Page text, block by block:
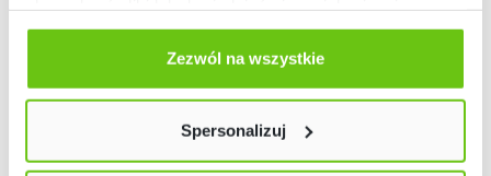
Odmów zgody poprzez przycisk „Odmowa”. Wtedy
użyjemy tylko plików niezbędnych dla naszej strony.
Twój wybór możesz zmienić przez kliknięcie przycisku w
Polityce prywatności
Zezwól na wszystkie
Spersonalizuj
Kod produktu:852172 Kod produktu:852173